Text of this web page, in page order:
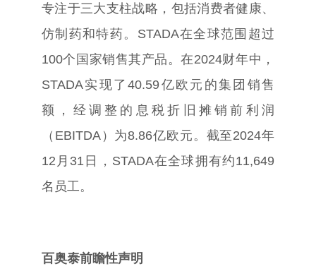
专注于三大支柱战略，包括消费者健康、
仿制药和特药。 STADA在全球范围超过
100个国家销售其产品。在2024财年中，
STADA实现了40.59 亿欧元的集团销售
额，经调整的息税折旧摊销前利润
（ EBITDA）为8.86亿欧元。截至2024年
12 月 31 日， STADA在全球拥有约11,649
名员工。
百奥泰前瞻性声明